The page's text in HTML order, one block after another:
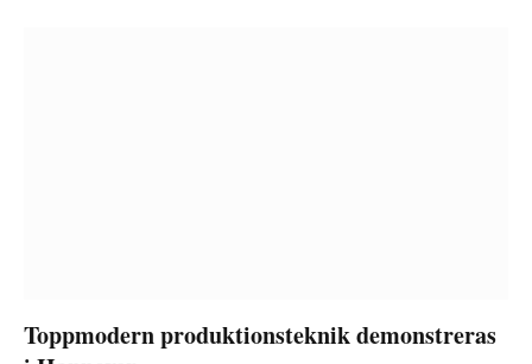
Toppmodern produktionsteknik demonstreras